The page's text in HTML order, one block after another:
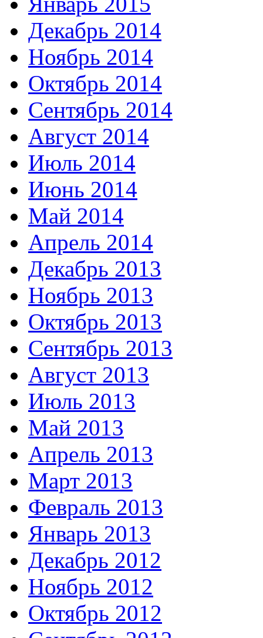
Декабрь 2014
Ноябрь 2014
Октябрь 2014
Сентябрь 2014
Август 2014
Июль 2014
Июнь 2014
Май 2014
Апрель 2014
Декабрь 2013
Ноябрь 2013
Октябрь 2013
Сентябрь 2013
Август 2013
Июль 2013
Май 2013
Апрель 2013
Март 2013
Февраль 2013
Январь 2013
Декабрь 2012
Ноябрь 2012
Октябрь 2012